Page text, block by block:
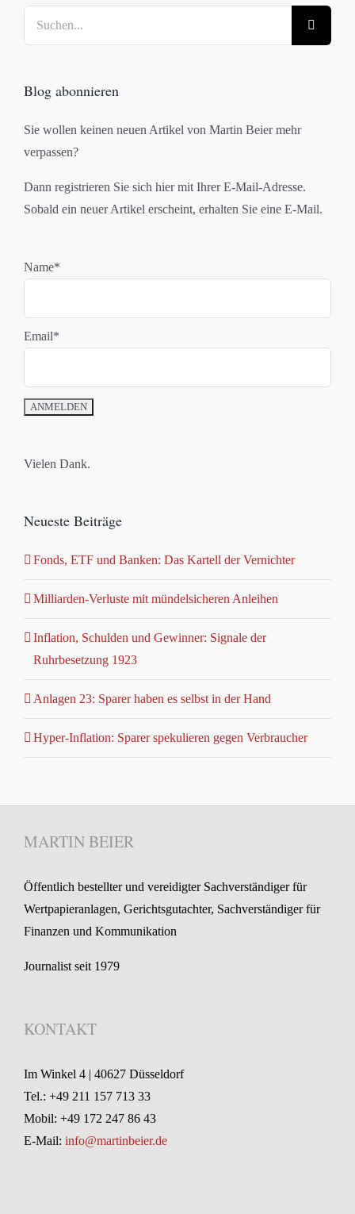
Blog abonnieren
Sie wollen keinen neuen Artikel von Martin Beier mehr
verpassen?
Dann registrieren Sie sich hier mit Ihrer E-Mail-Adresse.
Sobald ein neuer Artikel erscheint, erhalten Sie eine E-Mail.
Name*
Email*
Vielen Dank.
Neueste Beiträge
Fonds, ETF und Banken: Das Kartell der Vernichter
Milliarden-Verluste mit mündelsicheren Anleihen
Inflation, Schulden und Gewinner: Signale der
Ruhrbesetzung 1923
Anlagen 23: Sparer haben es selbst in der Hand
Hyper-Inflation: Sparer spekulieren gegen Verbraucher
MARTIN BEIER
Öffentlich bestellter und vereidigter Sachverständiger für
Wertpapieranlagen, Gerichtsgutachter, Sachverständiger für
Finanzen und Kommunikation
Journalist seit 1979
KONTAKT
Im Winkel 4 | 40627 Düsseldorf
Tel.: +49 211 157 713 33
Mobil: +49 172 247 86 43
E-Mail: info@martinbeier.de